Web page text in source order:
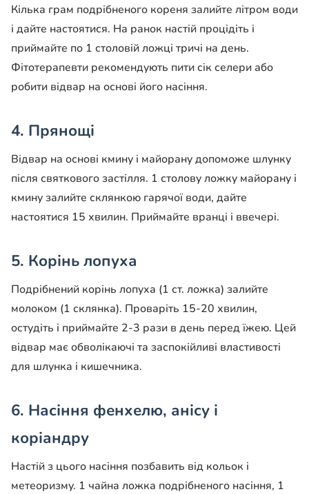
Кілька грам подрібненого кореня залийте літром води
і дайте настоятися. На ранок настій процідіть і
приймайте по 1 столовій ложці тричі на день.
Фітотерапевти рекомендують пити сік селери або
робити відвар на основі його насіння.
4. Прянощі
Відвар на основі кмину і майорану допоможе шлунку
після святкового застілля. 1 столову ложку майорану і
кмину залийте склянкою гарячої води, дайте
настоятися 15 хвилин. Приймайте вранці і ввечері.
5. Корінь лопуха
Подрібнений корінь лопуха (1 ст. ложка) залийте
молоком (1 склянка). Проваріть 15-20 хвилин,
остудіть і приймайте 2-3 рази в день перед їжею. Цей
відвар має обволікаючі та заспокійливі властивості
для шлунка і кишечника.
6. Насіння фенхелю, анісу і
коріандру
Настій з цього насіння позбавить від кольок і
метеоризму. 1 чайна ложка подрібненого насіння, 1